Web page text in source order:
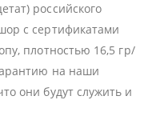
российского
с сертификатами
плотностью 16,5 гр/
на наши
они будут служить и